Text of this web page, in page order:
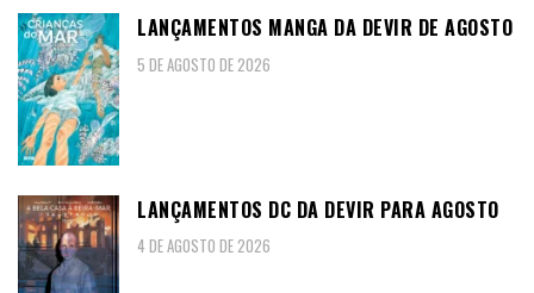
LANÇAMENTOS MANGA DA DEVIR DE AGOSTO
5 DE AGOSTO DE 2026
LANÇAMENTOS DC DA DEVIR PARA AGOSTO
4 DE AGOSTO DE 2026